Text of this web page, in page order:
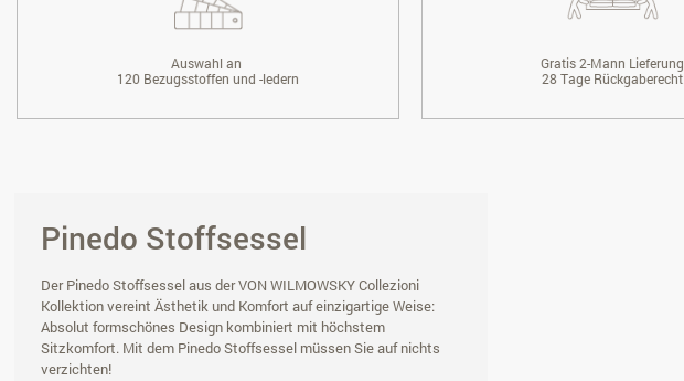
Auswahl an
120 Bezugsstoffen und -ledern
Gratis 2-Mann Lieferung
28 Tage Rückgaberecht
Pinedo Stoffsessel
Der Pinedo Stoffsessel aus der VON WILMOWSKY Collezioni
Kollektion vereint Ästhetik und Komfort auf einzigartige Weise:
Absolut formschönes Design kombiniert mit höchstem
Sitzkomfort. Mit dem Pinedo Stoffsessel müssen Sie auf nichts
verzichten!